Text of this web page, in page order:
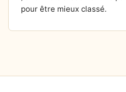
pour être mieux classé.